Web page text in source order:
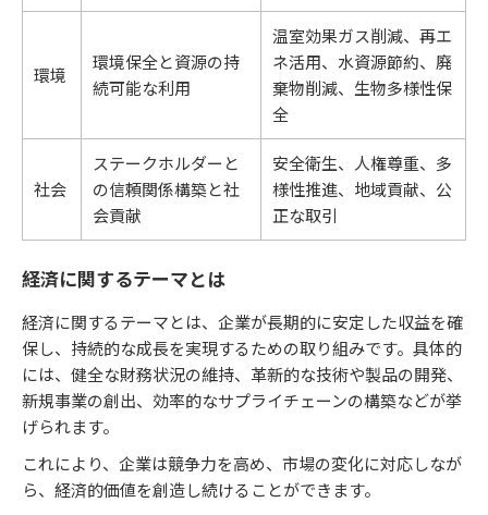
環境
環境保全と資源の持
続可能な利用
温室効果ガス削減、再エ
ネ活用、水資源節約、廃
棄物削減、生物多様性保
全
社会
ステークホルダーと
の信頼関係構築と社
会貢献
安全衛生、人権尊重、多
様性推進、地域貢献、公
正な取引
経済に関するテーマとは
経済に関するテーマとは、企業が長期的に安定した収益を確
保し、持続的な成長を実現するための取り組みです。具体的
には、健全な財務状況の維持、革新的な技術や製品の開発、
新規事業の創出、効率的なサプライチェーンの構築などが挙
げられます。
これにより、企業は競争力を高め、市場の変化に対応しなが
ら、経済的価値を創造し続けることができます。